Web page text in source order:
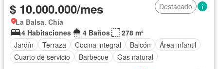
$ 10.000.000/mes
Destacado
La Balsa, Chía
4 Habitaciones
4 Baños
278 m²
Jardín
Terraza Cocina integral Balcón
Área infantil
Cuarto de servicio
Barbecue
Gas natural